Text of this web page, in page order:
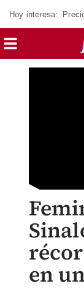
Hoy interesa:
en